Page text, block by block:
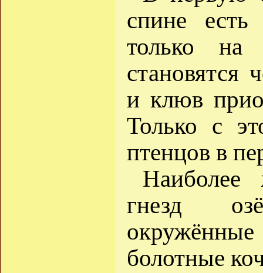
спине
только
становятся
и клюв
Только с
птенцов в
гнезд
болотные